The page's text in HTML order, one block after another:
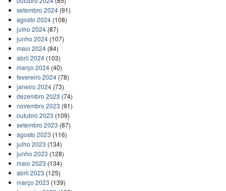
setembro 2024(91)
agosto 2024(108)
julho 2024(87)
junho 2024(107)
maio 2024(84)
abril 2024(103)
março 2024(40)
fevereiro 2024(78)
janeiro 2024(73)
dezembro 2023 (74)
novembro 2023 (91)
outubro 2023 (109)
setembro 2023 (87)
agosto 2023 (116)
julho 2023 (134)
junho 2023 (128)
maio 2023 (134)
abril 2023 (125)
março 2023 (139)